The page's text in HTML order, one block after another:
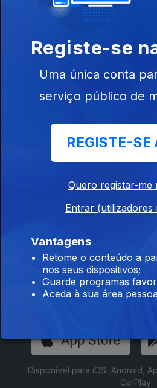
Este conteúdo faz
Porta Pró Milhão Voz de
Disponível para iOS, Android,
CarPlay
Registe-se
Uma única conta
serviço público de
REGISTE-SE
Quero registar-me
Entrar (utilizadores
Vantagens
Retome o conteúdo a
nos seus dispositivos;
Guarde programas
Aceda à sua área